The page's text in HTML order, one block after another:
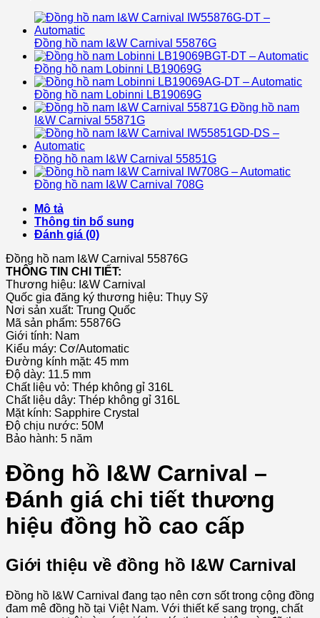
Đồng hồ nam I&W Carnival 55876G
Đồng hồ nam Lobinni LB19069G
Đồng hồ nam Lobinni LB19069G
Đồng hồ nam
I&W Carnival 55871G
Đồng hồ nam I&W Carnival 55851G
Đồng hồ nam I&W Carnival 708G
Mô tả
Thông tin bổ sung
Đánh giá (0)
Đồng hồ nam I&W Carnival 55876G
THÔNG TIN CHI TIẾT:
Thương hiệu: I&W Carnival
Quốc gia đăng ký thương hiệu: Thụy Sỹ
Nơi sản xuất: Trung Quốc
Mã sản phẩm: 55876G
Giới tính: Nam
Kiểu máy: Cơ/Automatic
Đường kính mặt: 45 mm
Độ dày: 11.5 mm
Chất liệu vỏ: Thép không gỉ 316L
Chất liệu dây: Thép không gỉ 316L
Mặt kính: Sapphire Crystal
Độ chịu nước: 50M
Bảo hành: 5 năm
Đồng hồ I&W Carnival –
Đánh giá chi tiết thương
hiệu đồng hồ cao cấp
Giới thiệu về đồng hồ I&W Carnival
Đồng hồ I&W Carnival đang tạo nên cơn sốt trong cộng đồng
đam mê đồng hồ tại Việt Nam. Với thiết kế sang trọng, chất